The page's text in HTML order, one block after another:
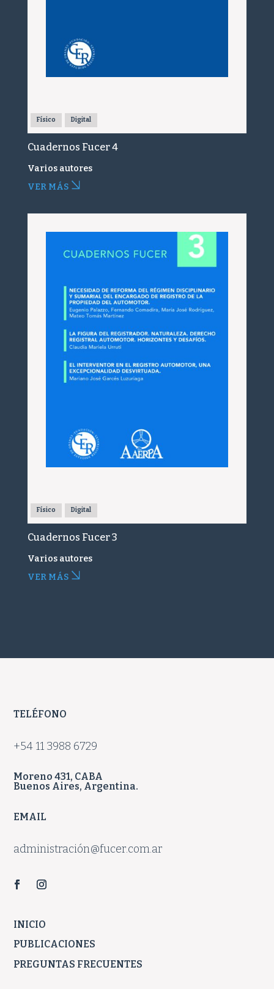
Físico Digital
Cuadernos Fucer 4
Varios autores
VER MÁS
Físico Digital
Cuadernos Fucer 3
Varios autores
VER MÁS
TELÉFONO
+54 11 3988 6729
Moreno 431, CABA
Buenos Aires, Argentina.
EMAIL
administración@fucer.com.ar
INICIO
PUBLICACIONES
PREGUNTAS FRECUENTES